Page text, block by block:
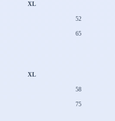
XL
52
65
XL
58
75